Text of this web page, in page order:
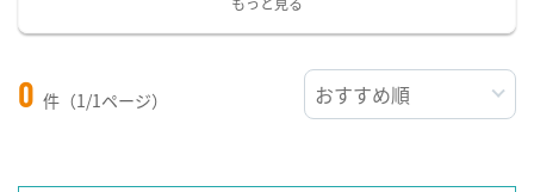
0 件（1/1ページ）